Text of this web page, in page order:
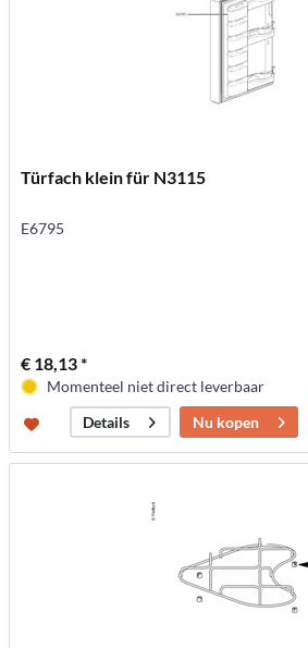
Türfach klein für N3115
E6795
€ 18,13 *
Momenteel niet direct leverbaar
Details
Nu kopen